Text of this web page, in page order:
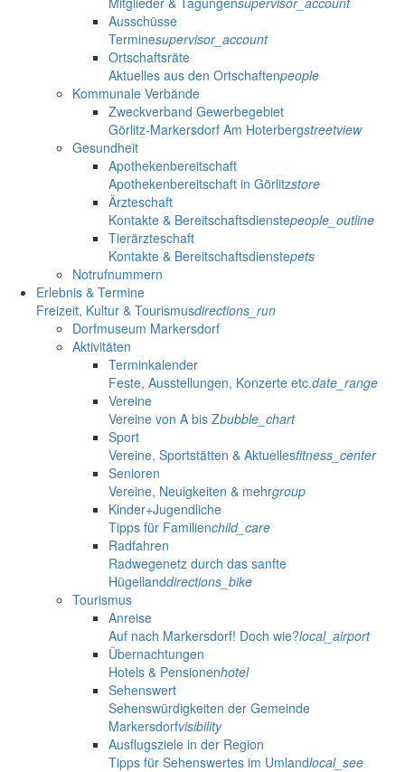
Ausschüsse
Terminesupervisor_account
Ortschaftsräte
Aktuelles aus den Ortschaftenpeople
Kommunale Verbände
Zweckverband Gewerbegebiet
Görlitz-Markersdorf Am Hoterbergstreetview
Gesundheit
Apothekenbereitschaft
Apothekenbereitschaft in Görlitzstore
Ärzteschaft
Kontakte & Bereitschaftsdienstepeople_outline
Tierärzteschaft
Kontakte & Bereitschaftsdienstepets
Notrufnummern
Erlebnis & Termine
Freizeit, Kultur & Tourismusdirections_run
Dorfmuseum Markersdorf
Aktivitäten
Terminkalender
Feste, Ausstellungen, Konzerte etc.date_range
Vereine
Vereine von A bis Zbubble_chart
Sport
Vereine, Sportstätten & Aktuellesfitness_center
Senioren
Vereine, Neuigkeiten & mehrgroup
Kinder+Jugendliche
Tipps für Familienchild_care
Radfahren
Radwegenetz durch das sanfte
Hügellanddirections_bike
Tourismus
Anreise
Auf nach Markersdorf! Doch wie?local_airport
Übernachtungen
Hotels & Pensionenhotel
Sehenswert
Sehenswürdigkeiten der Gemeinde
Markersdorfvisibility
Ausflugsziele in der Region
Tipps für Sehenswertes im Umlandlocal_see